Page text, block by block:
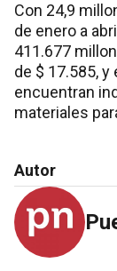
Con 24,9
de enero a
411.677
de $ 17.585,
encuentran
materiales
Autor